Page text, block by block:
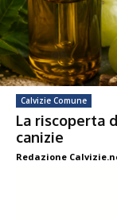
Calvizie Comune
La riscoperta
canizie
Redazione